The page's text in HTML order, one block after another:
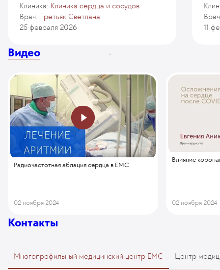
Клиника: Клиника сердца и сосудов
Врач: Третьяк Светлана
25 февраля 2026
11
Видео
Радиочастотная аблация сердца в EMC
02 ноября 2024
Влияние
02 ноября 2024
Контакты
Многопрофильный медицинский центр EMC Центр